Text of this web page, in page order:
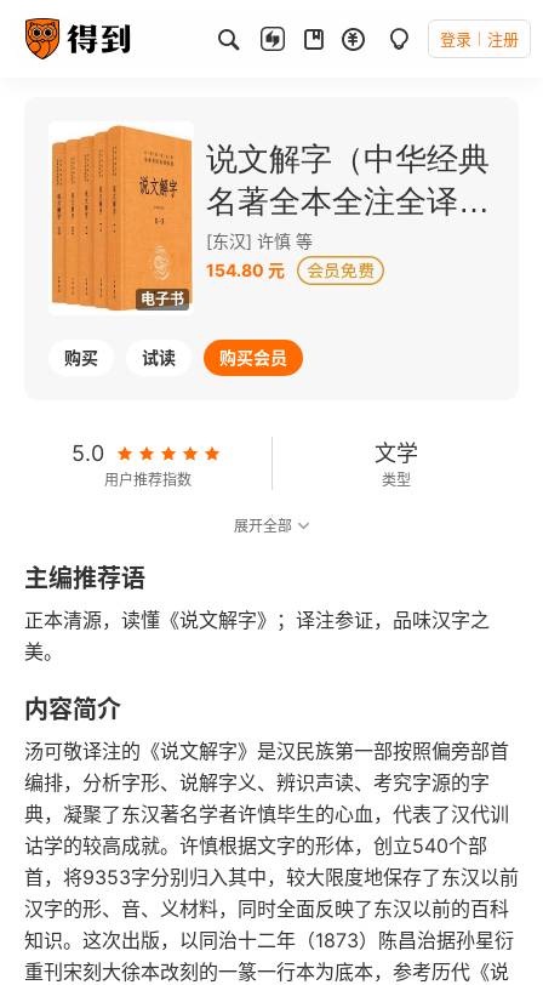
登录 注册
电子书
说文解字（中华经典
名著全本全注全译丛
书）
[东汉] 许慎 等
154.80 元
购买 试读 购买会员
5.0
用户推荐指数
文学
类型
1268千字
字数
2018-06-01
发行日期
展开全部
主编推荐语
正本清源，读懂《说文解字》；译注参证，品味汉字之
美。
内容简介
汤可敬译注的《说文解字》是汉民族第一部按照偏旁部首
编排，分析字形、说解字义、辨识声读、考究字源的字
典，凝聚了东汉著名学者许慎毕生的心血，代表了汉代训
诂学的较高成就。许慎根据文字的形体，创立540个部
首，将9353字分别归入其中，较大限度地保存了东汉以前
汉字的形、音、义材料，同时全面反映了东汉以前的百科
知识。这次出版，以同治十二年（1873）陈昌治据孙星衍
重刊宋刻大徐本改刻的一篆一行本为底本，参考历代《说